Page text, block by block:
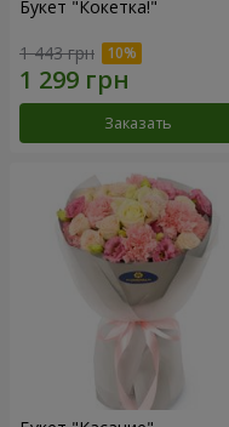
Букет "Кокетка!"
1 443 грн
Заказать